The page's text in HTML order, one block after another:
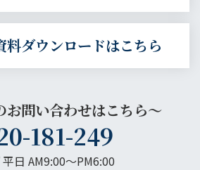
料ダウンロードはこちら
お問い合わせはこちら～
181-249
日 AM9:00〜PM6:00